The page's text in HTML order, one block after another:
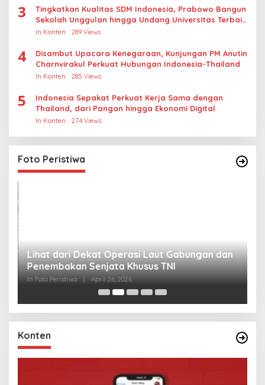
3
Tingkatkan Kualitas SDM Indonesia, Prabowo Bangun
Sekolah Unggulan hingga Undang Universitas Terbaik
Dunia
In Konten 289 Views
4
Disambut Upacara Kenegaraan, Kunjungan PM Anutin
Charnvirakul Perkuat Hubungan Indonesia-Thailand
In Konten 285 Views
5
Indonesia Sepakat Perkuat Kerja Sama dengan
Thailand, dari Pangan hingga Ekonomi Digital
In Konten 274 Views
Foto Peristiwa
Lihat dari Dekat Operasi Laut Gabungan dan
Penembakan Senjata Khusus TNI
In Foto Peristiwa | April 26, 2026
Konten